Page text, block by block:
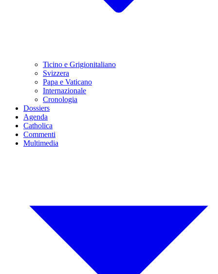
Ticino e Grigionitaliano
Svizzera
Papa e Vaticano
Internazionale
Cronologia
Dossiers
Agenda
Catholica
Commenti
Multimedia